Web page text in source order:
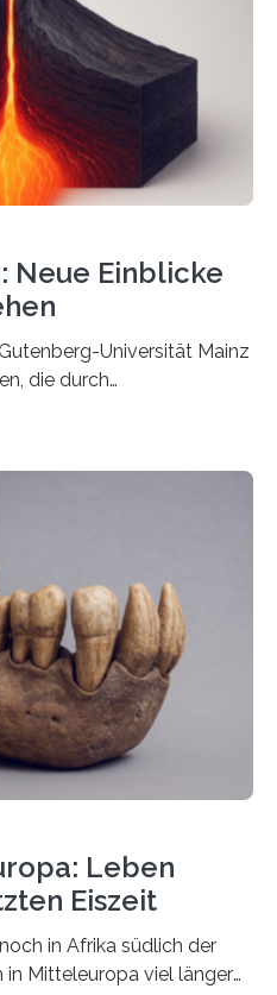
sowohl in der
des Erdmagnetfelds
sie sich verorten und
einigen Jahren…
Neue Einblicke
Universität Mainz
die durch
Erde darunter? Wo
die sich durch
bahnen? Jun.-Prof. Dr.
an der
Mainz (JGU), und ihr
Lengai in Tansania
konnten die Tremore
ihren Ort in…
Leben
Eiszeit
in Afrika südlich der
in Mitteleuropa viel länger